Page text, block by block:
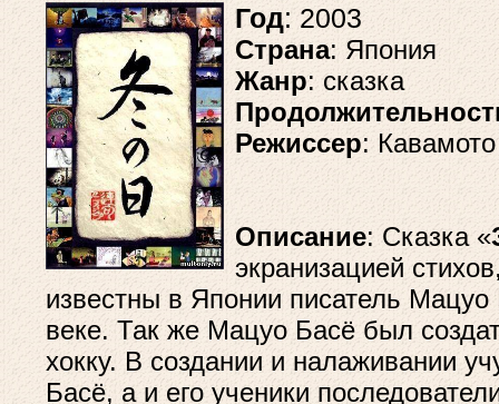
Год: 2003
Страна: Япония
Жанр: сказка
Режиссер:
Описание: Сказка «
экранизацией
известны в Японии писатель
веке. Так же Мацуо Басё был
хокку. В создании и налаживании
Басё, а и его ученики